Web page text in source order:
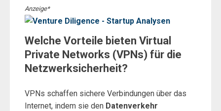
Anzeige*
Welche Vorteile bieten Virtual
Private Networks (VPNs) für die
Netzwerksicherheit?
VPNs schaffen sichere Verbindungen über das
Internet, indem sie den Datenverkehr